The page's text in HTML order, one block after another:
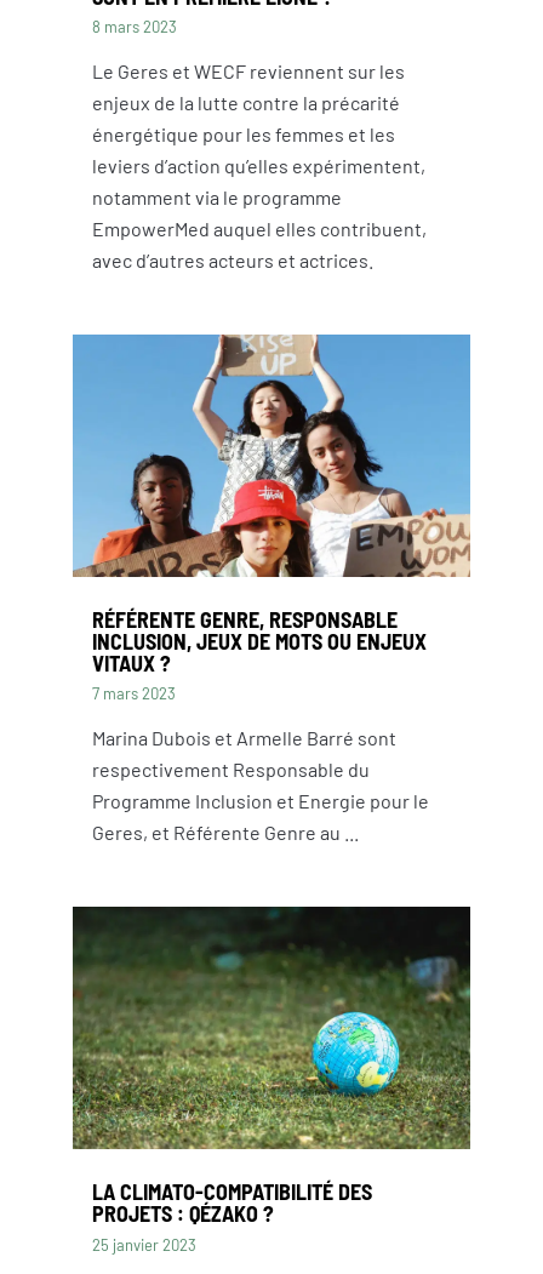
8 mars 2023
Le Geres et WECF reviennent sur les
enjeux de la lutte contre la précarité
énergétique pour les femmes et les
leviers d’action qu’elles expérimentent,
notamment via le programme
EmpowerMed auquel elles contribuent,
avec d’autres acteurs et actrices.
RÉFÉRENTE GENRE, RESPONSABLE
INCLUSION, JEUX DE MOTS OU ENJEUX
VITAUX ?
7 mars 2023
Marina Dubois et Armelle Barré sont
respectivement Responsable du
Programme Inclusion et Energie pour le
Geres, et Référente Genre au ...
LA CLIMATO-COMPATIBILITÉ DES
PROJETS : QÉZAKO ?
25 janvier 2023